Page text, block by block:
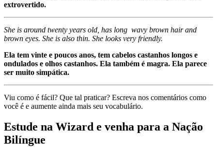
extrovertido.
She is around twenty years old, has long wavy brown hair and
brown eyes. She is also thin. She looks very friendly.
Ela tem vinte e poucos anos, tem cabelos castanhos longos e
ondulados e olhos castanhos. Ela também é magra. Ela parece
ser muito simpática.
Viu como é fácil? Que tal praticar? Escreva nos comentários como
você é e aumente ainda mais seu vocabulário.
Estude na Wizard e venha para a Nação
Bilíngue